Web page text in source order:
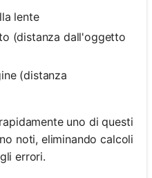
lente
(distanza dall'oggetto
(distanza
uno di questi
noti, eliminando calcoli
errori.